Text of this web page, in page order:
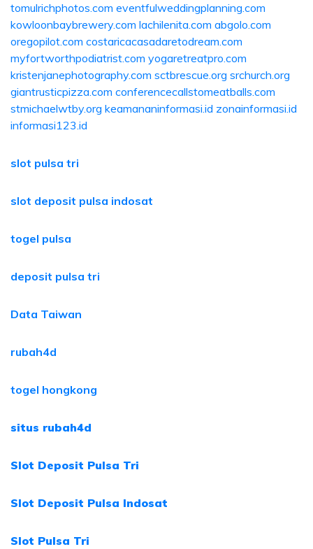
tomulrichphotos.com eventfulweddingplanning.com
kowloonbaybrewery.com lachilenita.com abgolo.com
oregopilot.com costaricacasadaretodream.com
myfortworthpodiatrist.com yogaretreatpro.com
kristenjanephotography.com sctbrescue.org srchurch.org
giantrusticpizza.com conferencecallstomeatballs.com
stmichaelwtby.org keamananinformasi.id zonainformasi.id
informasi123.id
slot pulsa tri
slot deposit pulsa indosat
togel pulsa
deposit pulsa tri
Data Taiwan
rubah4d
togel hongkong
situs rubah4d
Slot Deposit Pulsa Tri
Slot Deposit Pulsa Indosat
Slot Pulsa Tri